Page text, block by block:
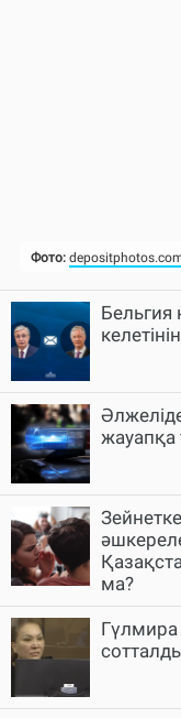
Бельгия
жауапқа
ма?
Гүлмира